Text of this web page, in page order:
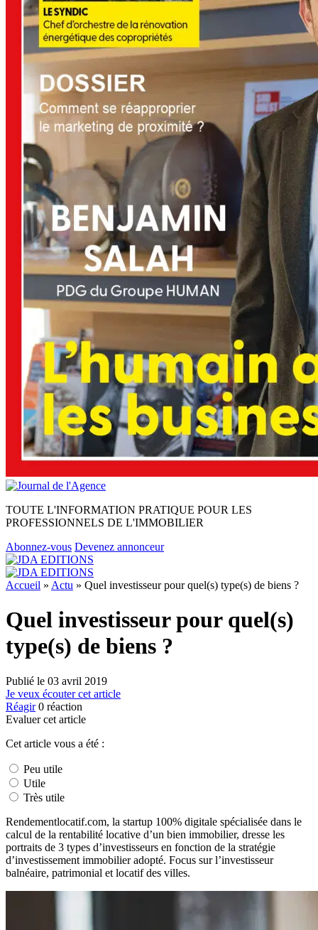
TOUTE L'INFORMATION PRATIQUE POUR LES
PROFESSIONNELS DE L'IMMOBILIER
Abonnez-vous Devenez annonceur
Accueil » Actu » Quel investisseur pour quel(s) type(s) de biens ?
Quel investisseur pour quel(s)
type(s) de biens ?
Publié le 03 avril 2019
Je veux écouter cet article
Réagir 0 réaction
Evaluer cet article
Cet article vous a été :
Peu utile
Utile
Très utile
Rendementlocatif.com, la startup 100% digitale spécialisée dans le
calcul de la rentabilité locative d’un bien immobilier, dresse les
portraits de 3 types d’investisseurs en fonction de la stratégie
d’investissement immobilier adopté. Focus sur l’investisseur
balnéaire, patrimonial et locatif des villes.